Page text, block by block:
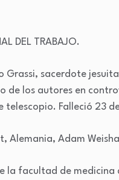
DEL TRABAJO.
Grassi, sacerdote
de los autores en
telescopio. Falleció 23
Alemania, Adam
la facultad de medicina